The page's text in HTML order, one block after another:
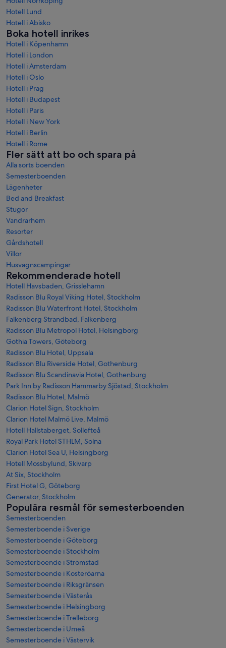
Hotell Lund
Hotell i Abisko
Boka hotell inrikes
Hotell i Köpenhamn
Hotell i London
Hotell i Amsterdam
Hotell i Oslo
Hotell i Prag
Hotell i Budapest
Hotell i Paris
Hotell i New York
Hotell i Berlin
Hotell i Rome
Fler sätt att bo och spara på
Alla sorts boenden
Semesterboenden
Lägenheter
Bed and Breakfast
Stugor
Vandrarhem
Resorter
Gårdshotell
Villor
Husvagnscampingar
Rekommenderade hotell
Hotell Havsbaden, Grisslehamn
Radisson Blu Royal Viking Hotel, Stockholm
Radisson Blu Waterfront Hotel, Stockholm
Falkenberg Strandbad, Falkenberg
Radisson Blu Metropol Hotel, Helsingborg
Gothia Towers, Göteborg
Radisson Blu Hotel, Uppsala
Radisson Blu Riverside Hotel, Gothenburg
Radisson Blu Scandinavia Hotel, Gothenburg
Park Inn by Radisson Hammarby Sjöstad, Stockholm
Radisson Blu Hotel, Malmö
Clarion Hotel Sign, Stockholm
Clarion Hotel Malmö Live, Malmö
Hotell Hallstaberget, Sollefteå
Royal Park Hotel STHLM, Solna
Clarion Hotel Sea U, Helsingborg
Hotell Mossbylund, Skivarp
At Six, Stockholm
First Hotel G, Göteborg
Generator, Stockholm
Populära resmål för semesterboenden
Semesterboenden
Semesterboende i Sverige
Semesterboende i Göteborg
Semesterboende i Stockholm
Semesterboende i Strömstad
Semesterboende i Kosteröarna
Semesterboende i Riksgränsen
Semesterboende i Västerås
Semesterboende i Helsingborg
Semesterboende i Trelleborg
Semesterboende i Umeå
Semesterboende i Västervik